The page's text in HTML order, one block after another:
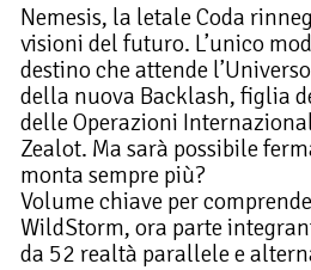
Nemesis, la letale Coda
visioni del futuro. L’unico
destino che attende
della nuova Backlash, figlia
delle Operazioni
Zealot. Ma sarà possibile
monta sempre più?
Volume chiave per
WildStorm, ora parte
da 52 realtà parallele e